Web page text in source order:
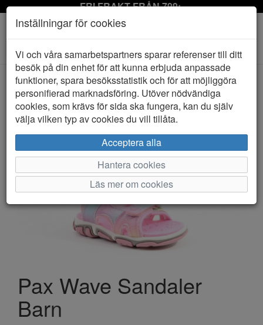
FRI FRAKT FRÅN 799:-
Toggle
navigation
HEM PAX
Pax Wave Sandaler
Barn
Inställningar för cookies
Vi och våra samarbetspartners sparar referenser till ditt
besök på din enhet för att kunna erbjuda anpassade
funktioner, spara besöksstatistik och för att möjliggöra
personifierad marknadsföring. Utöver nödvändiga
cookies, som krävs för sida ska fungera, kan du själv
välja vilken typ av cookies du vill tillåta.
Acceptera alla
Hantera cookies
Läs mer om cookies